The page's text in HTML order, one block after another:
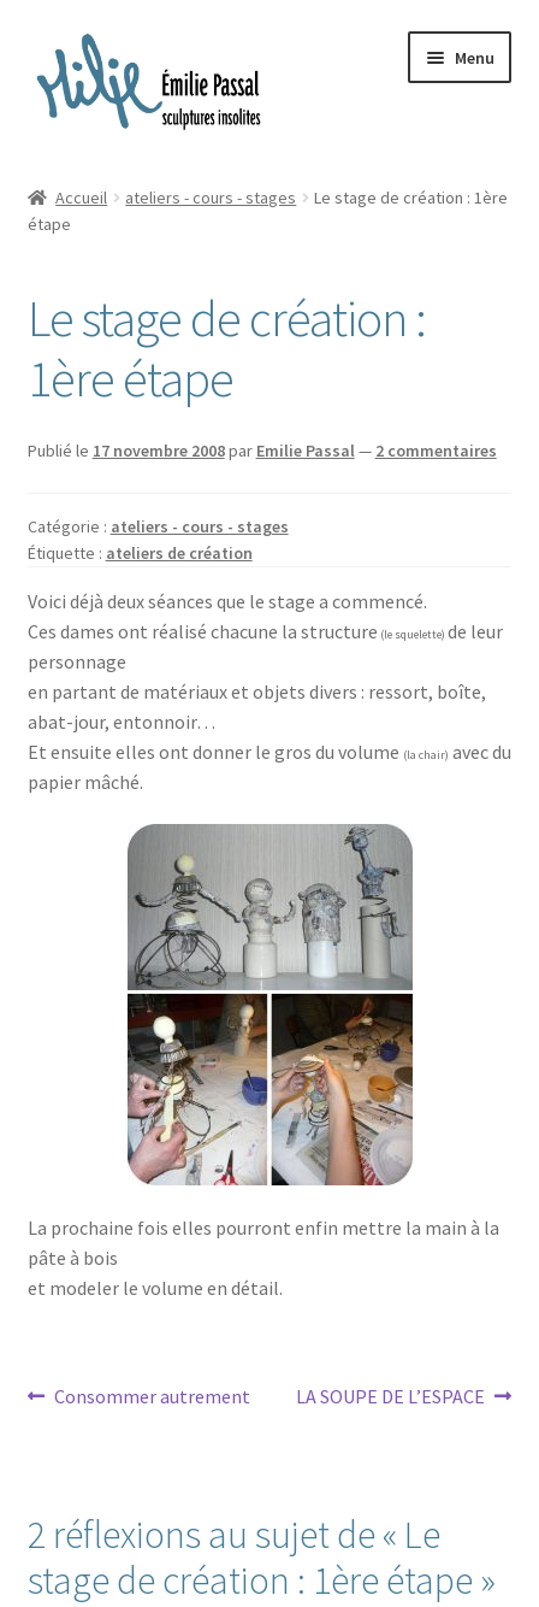
Aller
Aller
au
contenu
Menu
Milie
La ménagerie
enfant
le
Boutique
Accueil ateliers - cours - stages
Le stage de création : 1ère
étape
Le stage de création :
1ère étape
Publié le 17 novembre 2008par Emilie Passal— 2 commentaires
Catégorie : ateliers - cours - stages
Étiquette : ateliers de création
Voici déjà deux séances que le stage a commencé.
Ces dames ont réalisé chacune la structure (le squelette) de leur
personnage
en partant de matériaux et objets divers : ressort, boîte,
abat-jour, entonnoir…
Et ensuite elles ont donner le gros du volume (la chair) avec du
papier mâché.
La prochaine fois elles pourront enfin mettre la main à la
pâte à bois
et modeler le volume en détail.
Navigation
Article
Consommer autrement
Article
LA SOUPE DE L’ESPACE
2 réflexions au sujet de « Le
stage de création : 1ère étape»